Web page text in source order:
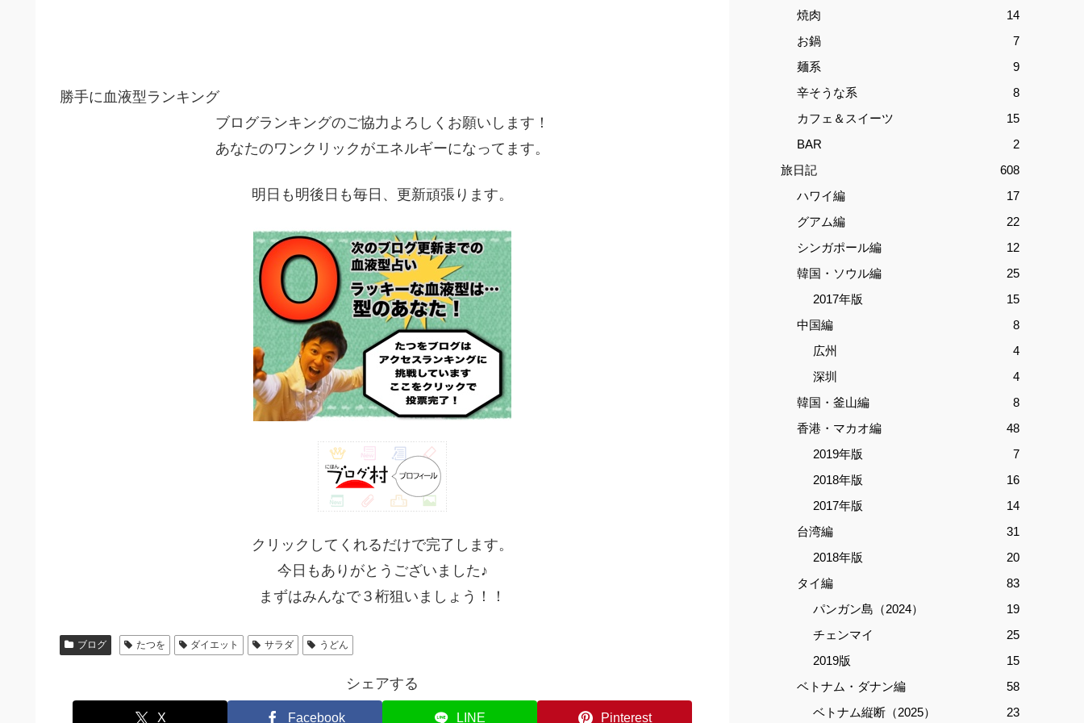
勝手に血液型ランキング
ブログランキングのご協力よろしくお願いします！
あなたのワンクリックがエネルギーになってます。
明日も明後日も毎日、更新頑張ります。
クリックしてくれるだけで完了します。
今日もありがとうございました♪
まずはみんなで３桁狙いましょう！！
ブログ たつを ダイエット サラダ うどん
シェアする
X Facebook LINE Pinterest
焼肉
14
お鍋
7
麺系
9
辛そうな系
8
カフェ＆スイーツ
15
BAR
2
旅日記
608
ハワイ編
17
グアム編
22
シンガポール編
12
韓国・ソウル編
25
2017年版
15
中国編
8
広州
4
深圳
4
韓国・釜山編
8
香港・マカオ編
48
2019年版
7
2018年版
16
2017年版
14
台湾編
31
2018年版
20
タイ編
83
パンガン島（2024）
19
チェンマイ
25
2019版
15
ベトナム・ダナン編
58
ベトナム縦断（2025）
23